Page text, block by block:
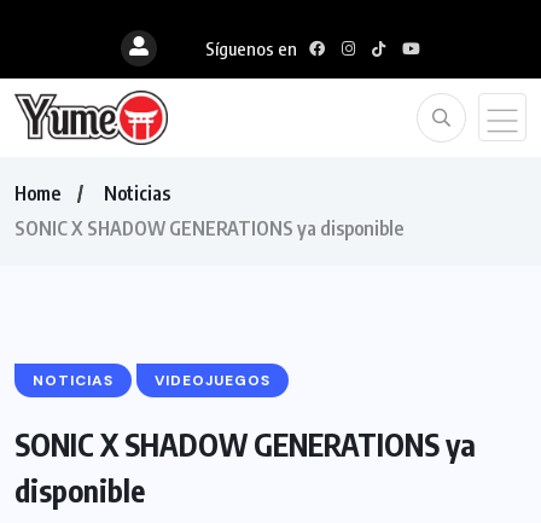
Síguenos en
Home
Noticias
SONIC X SHADOW GENERATIONS ya disponible
NOTICIAS VIDEOJUEGOS
SONIC X SHADOW GENERATIONS ya
disponible